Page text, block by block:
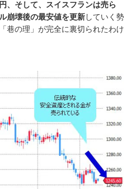
、そして、スイスフランは売ら
崩壊後の最安値を更新していく勢
巷の理」が完全に裏切られたわけ